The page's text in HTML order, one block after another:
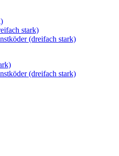
stark)
(dreifach stark)
(dreifach stark)